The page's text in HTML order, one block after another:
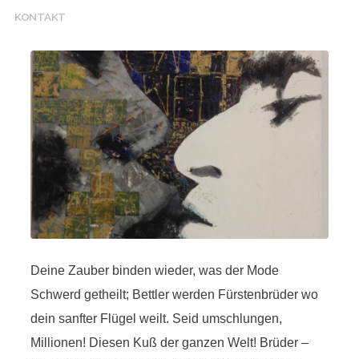
KONTAKT
Deine Zauber binden wieder, was der Mode
Schwerd getheilt; Bettler werden Fürstenbrüder wo
dein sanfter Flügel weilt. Seid umschlungen,
Millionen! Diesen Kuß der ganzen Welt! Brüder –